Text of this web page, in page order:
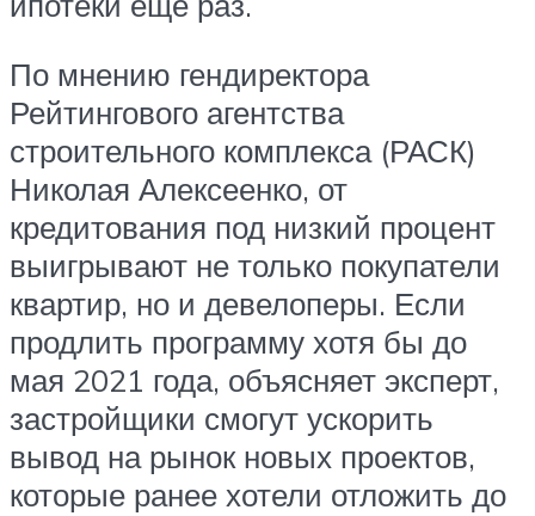
По мнению гендиректора
Рейтингового агентства
строительного комплекса (РАСК)
Николая Алексеенко, от
кредитования под низкий процент
выигрывают не только покупатели
квартир, но и девелоперы. Если
продлить программу хотя бы до
мая 2021 года, объясняет эксперт,
застройщики смогут ускорить
вывод на рынок новых проектов,
которые ранее хотели отложить до